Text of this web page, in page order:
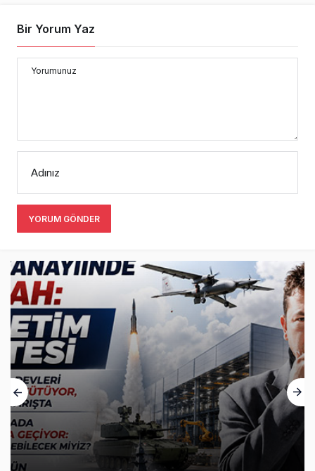
Bir Yorum Yaz
Yorumunuz
Adınız
YORUM GÖNDER